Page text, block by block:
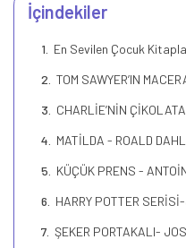
İçindekiler
En Sevilen Çocuk
TOM SAWYER’IN
CHARLİE’NİN
MATİLDA - ROALD DAHL
KÜÇÜK PRENS -
HARRY POTTER
ŞEKER PORTAKALI-